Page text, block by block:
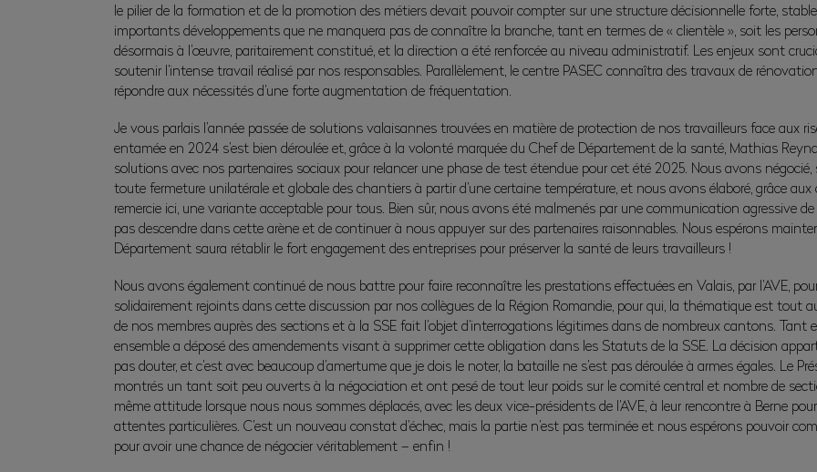
le pilier de la formation et de la promotion des métiers devait pouvoir compter sur une structure décisionnelle forte,
importants développements que ne manquera pas de connaître la branche, tant en termes de « clientèle », soit les
désormais à l’œuvre, paritairement constitué, et la direction a été renforcée au niveau administratif. Les enjeux sont
soutenir l’intense travail réalisé par nos responsables. Parallèlement, le centre PASEC connaîtra des travaux de
répondre aux nécessités d’une forte augmentation de fréquentation.
Je vous parlais l’année passée de solutions valaisannes trouvées en matière de protection de nos travailleurs face aux
entamée en 2024 s’est bien déroulée et, grâce à la volonté marquée du Chef de Département de la santé, Mathias
solutions avec nos partenaires sociaux pour relancer une phase de test étendue pour cet été 2025. Nous avons
toute fermeture unilatérale et globale des chantiers à partir d’une certaine température, et nous avons élaboré, grâce aux
remercie ici, une variante acceptable pour tous. Bien sûr, nous avons été malmenés par une communication agressive
pas descendre dans cette arène et de continuer à nous appuyer sur des partenaires raisonnables. Nous espérons
Département saura rétablir le fort engagement des entreprises pour préserver la santé de leurs travailleurs !
Nous avons également continué de nous battre pour faire reconnaître les prestations effectuées en Valais, par l’AVE,
solidairement rejoints dans cette discussion par nos collègues de la Région Romandie, pour qui, la thématique est tout
de nos membres auprès des sections et à la SSE fait l’objet d’interrogations légitimes dans de nombreux cantons. Tant
ensemble a déposé des amendements visant à supprimer cette obligation dans les Statuts de la SSE. La décision
pas douter, et c’est avec beaucoup d’amertume que je dois le noter, la bataille ne s’est pas déroulée à armes égales. Le
montrés un tant soit peu ouverts à la négociation et ont pesé de tout leur poids sur le comité central et nombre de
même attitude lorsque nous nous sommes déplacés, avec les deux vice-présidents de l’AVE, à leur rencontre à Berne
attentes particulières. C’est un nouveau constat d’échec, mais la partie n’est pas terminée et nous espérons pouvoir
pour avoir une chance de négocier véritablement – enfin !